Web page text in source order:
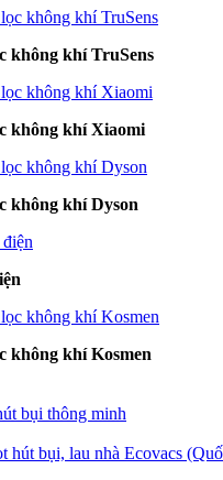
không khí TruSens
không khí Xiaomi
không khí Dyson
không khí Kosmen
bụi thông minh